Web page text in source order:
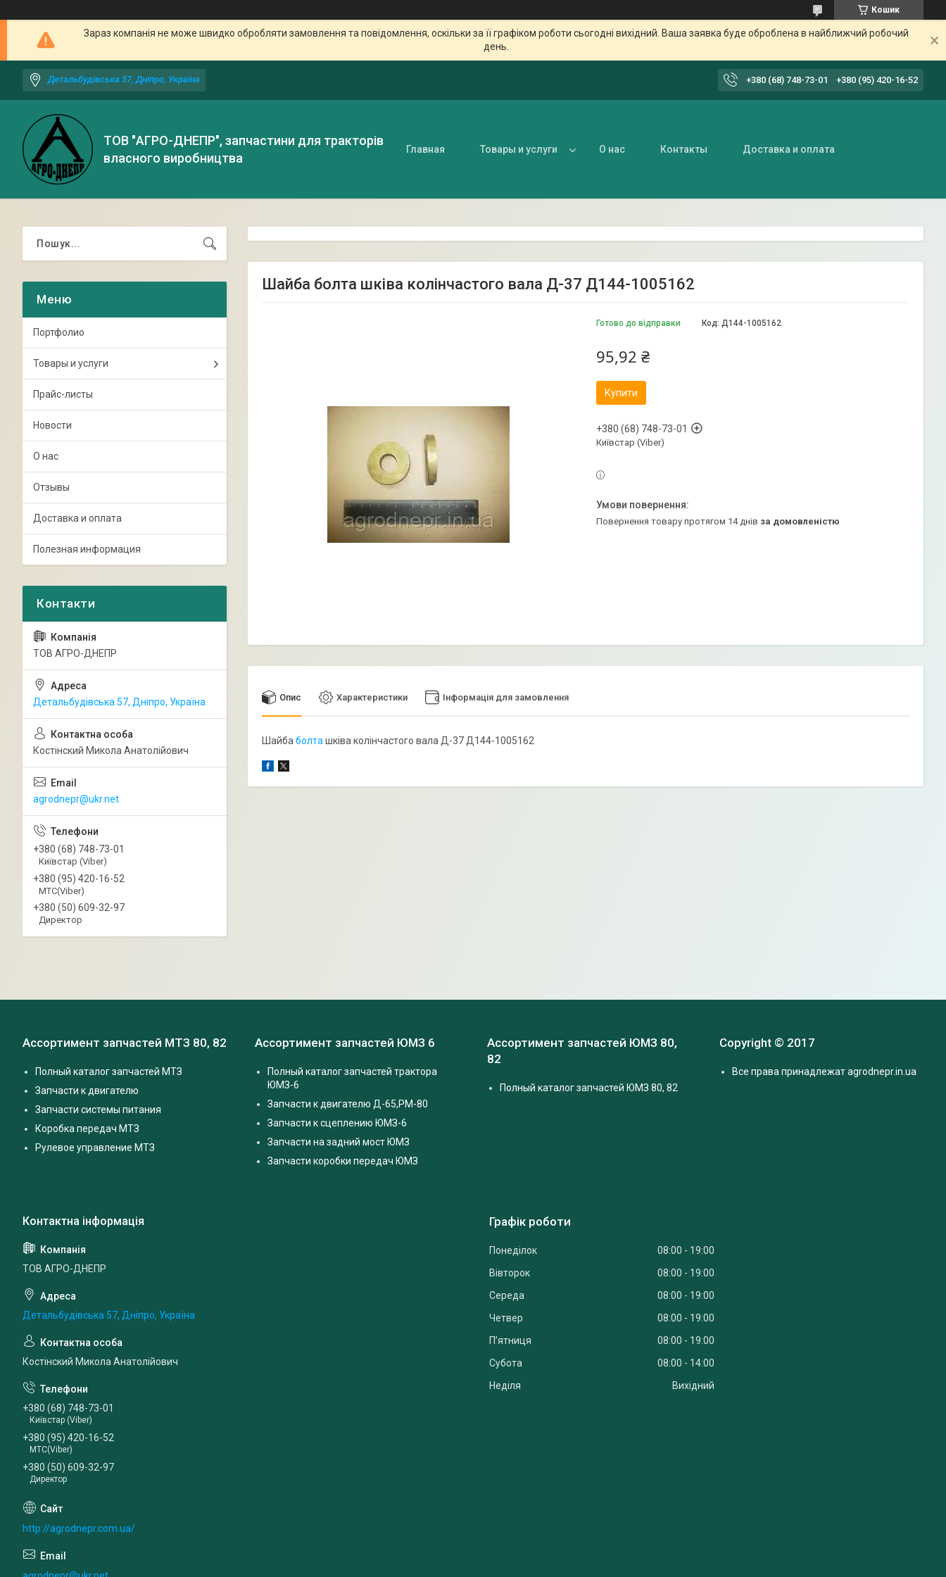
Кошик
Зараз компанія не може швидко обробляти замовлення та повідомлення, оскільки за її графіком роботи сьогодні вихідний. Ваша заявка буде оброблена в найближчий робочий
день.
Детальбудівська 57, Дніпро, Україна +380 (68) 748-73-01 +380 (95) 420-16-52
ТОВ "АГРО-ДНЕПР", запчастини для тракторів
власного виробництва
Главная Товары и услуги О нас Контакты Доставка и оплата
Шайба болта шківа колінчастого вала Д-37 Д144-1005162
Готово до відправки Код: Д144-1005162
95,92 ₴
Купити
+380 (68) 748-73-01
Київстар (Viber)
повернення товару протягом 14 днів за домовленістю
Опис Характеристики Інформація для замовлення
Шайба болта шківа колінчастого вала Д-37 Д144-1005162
Портфолио
Товары и услуги
Прайс-листы
Новости
О нас
Отзывы
Доставка и оплата
Полезная информация
ТОВ АГРО-ДНЕПР
Детальбудівська 57, Дніпро, Україна
Костінский Микола Анатолійович
agrodnepr@ukr.net
+380 (68) 748-73-01
Київстар (Viber)
+380 (95) 420-16-52
МТС(Viber)
+380 (50) 609-32-97
Директор
Ассортимент запчастей МТЗ 80, 82
Полный каталог запчастей МТЗ
Запчасти к двигателю
Запчасти системы питания
Коробка передач МТЗ
Рулевое управление МТЗ
Ассортимент запчастей ЮМЗ 6
Полный каталог запчастей трактора
ЮМЗ-6
Запчасти к двигателю Д-65,РМ-80
Запчасти к сцеплению ЮМЗ-6
Запчасти на задний мост ЮМЗ
Запчасти коробки передач ЮМЗ
Ассортимент запчастей ЮМЗ 80,
82
Полный каталог запчастей ЮМЗ 80, 82
Copyright © 2017
Все права принадлежат agrodnepr.in.ua
ТОВ АГРО-ДНЕПР
Детальбудівська 57, Дніпро, Україна
Костінский Микола Анатолійович
+380 (68) 748-73-01
Київстар (Viber)
+380 (95) 420-16-52
МТС(Viber)
+380 (50) 609-32-97
Директор
http://agrodnepr.com.ua/
Графік роботи
Понеділок 08:00
19:00
Вівторок
08:00
19:00
Середа
08:00
19:00
Четвер
08:00
19:00
Пʼятниця
08:00
19:00
Субота
08:00
14:00
Неділя
Вихідний